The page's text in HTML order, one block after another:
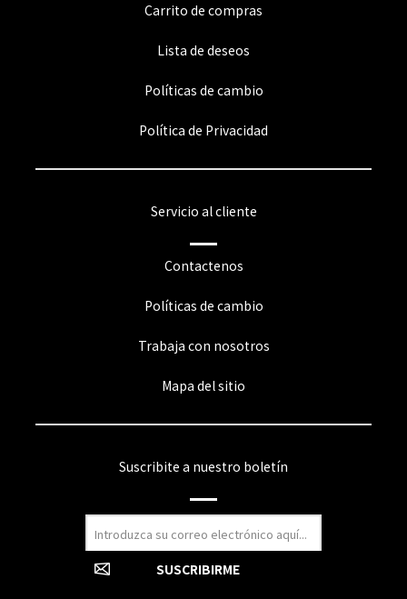
Carrito de compras
Lista de deseos
Políticas de cambio
Política de Privacidad
Servicio al cliente
Contactenos
Políticas de cambio
Trabaja con nosotros
Mapa del sitio
Suscribite a nuestro boletín